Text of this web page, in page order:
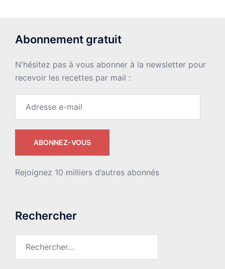
Abonnement gratuit
N'hésitez pas à vous abonner à la newsletter pour
recevoir les recettes par mail :
ABONNEZ-VOUS
Rejoignez 10 milliers d’autres abonnés
Rechercher